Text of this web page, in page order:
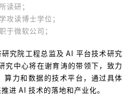
读研；
攻读博士学位；
于微软公司；
究院工程总监及 AI 平台技术研究
究中心将在谢育涛的带领下，致力
算力和数据的技术平台，通过具体
进 AI 技术的落地和产业化。